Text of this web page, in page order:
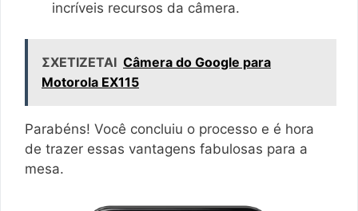
incríveis recursos da câmera.
ΣΧΕΤΙΖΕΤΑΙ Câmera do Google para
Motorola EX115
Parabéns! Você concluiu o processo e é hora
de trazer essas vantagens fabulosas para a
mesa.